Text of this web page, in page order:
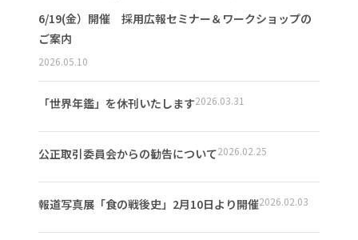
6/19(金）開催 採用広報セミナー＆ワークショップの
ご案内
2026.05.10
「世界年鑑」を休刊いたします2026.03.31
公正取引委員会からの勧告について2026.02.25
報道写真展「食の戦後史」2月10日より開催2026.02.03